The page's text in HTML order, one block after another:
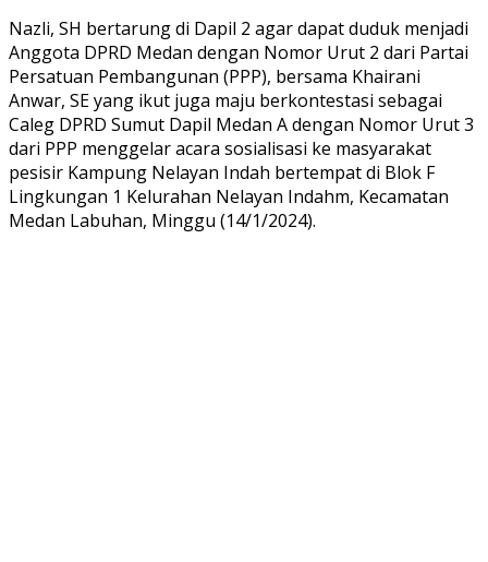
Nazli, SH bertarung di Dapil 2 agar dapat duduk menjadi
Anggota DPRD Medan dengan Nomor Urut 2 dari Partai
Persatuan Pembangunan (PPP), bersama Khairani
Anwar, SE yang ikut juga maju berkontestasi sebagai
Caleg DPRD Sumut Dapil Medan A dengan Nomor Urut 3
dari PPP menggelar acara sosialisasi ke masyarakat
pesisir Kampung Nelayan Indah bertempat di Blok F
Lingkungan 1 Kelurahan Nelayan Indahm, Kecamatan
Medan Labuhan, Minggu (14/1/2024).